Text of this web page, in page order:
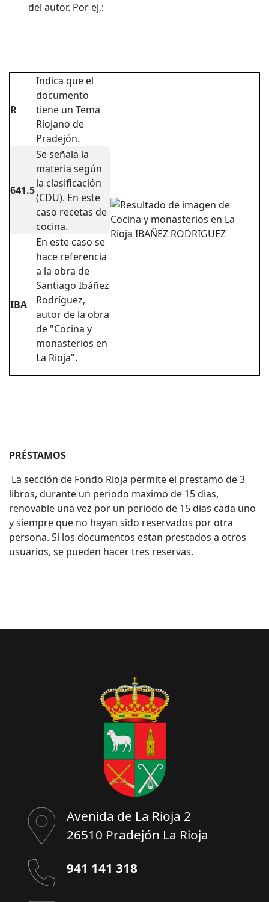
del autor. Por ej,:
R
Indica que el
documento
tiene un Tema
Riojano de
Pradejón.
641.5
Se señala la
materia según
la clasificación
(CDU). En este
caso recetas de
cocina.
IBA
En este caso se
hace referencia
a la obra de
Santiago Ibáñez
Rodríguez,
autor de la obra
de "Cocina y
monasterios en
La Rioja".
PRÉSTAMOS
La sección de Fondo Rioja permite el prestamo de 3
libros, durante un periodo maximo de 15 dias,
renovable una vez por un periodo de 15 dias cada uno
y siempre que no hayan sido reservados por otra
persona. Si los documentos estan prestados a otros
usuarios, se pueden hacer tres reservas.
Avenida de La Rioja 2
26510 Pradejón La Rioja
941 141 318